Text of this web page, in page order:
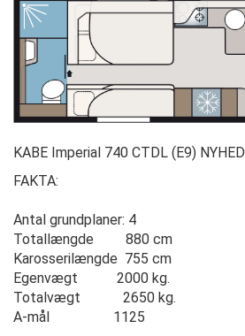
KABE Imperial 740 CTDL (E9) NYHED
FAKTA:
Antal grundplaner: 4
Totallængde 880 cm
Karosserilængde 755 cm
Egenvægt 2000 kg.
Totalvægt 2650 kg.
A-mål 1125